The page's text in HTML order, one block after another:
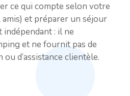
ce qui compte selon votre
et préparer un séjour
indépendant : il ne
et ne fournit pas de
d’assistance clientèle.